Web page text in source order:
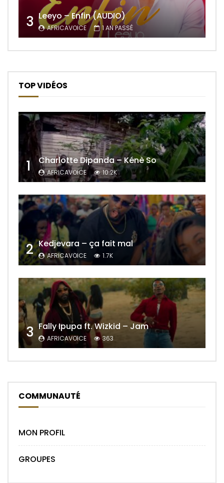
3 Leeyo – Enfin (AUDIO)
AFRICAVOICE 1 AN PASSÉ
TOP VIDÉOS
1 Charlotte Dipanda – Kénè So
AFRICAVOICE 10.2K
2 Kedjevara – ça fait mal
AFRICAVOICE 1.7K
3 Fally Ipupa ft. Wizkid – Jam
AFRICAVOICE 363
COMMUNAUTÉ
MON PROFIL
GROUPES